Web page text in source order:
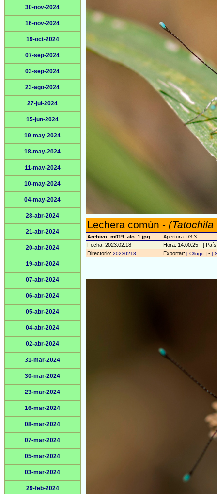
30-nov-2024
16-nov-2024
19-oct-2024
07-sep-2024
03-sep-2024
23-ago-2024
27-jul-2024
15-jun-2024
19-may-2024
18-may-2024
11-may-2024
10-may-2024
04-may-2024
28-abr-2024
21-abr-2024
20-abr-2024
19-abr-2024
07-abr-2024
06-abr-2024
05-abr-2024
04-abr-2024
02-abr-2024
31-mar-2024
30-mar-2024
23-mar-2024
16-mar-2024
08-mar-2024
07-mar-2024
05-mar-2024
03-mar-2024
29-feb-2024
Lechera común -
Archivo: m019_alo_1.jpg
Apertura: f/3.3
Fecha: 2023:02:18
Hora: 14:00:25 - [
Directorio: 20230218 Exportar: [ C/logo ] - [